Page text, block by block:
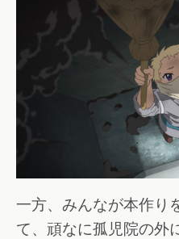
一方、みんなが本作り
て、頑なに孤児院の外